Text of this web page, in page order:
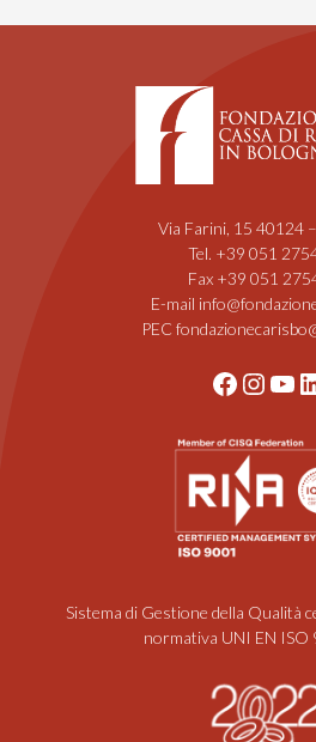
Via Farini, 15 40124
Tel. +39 051
Fax +39 051
E-mail
PEC
Sistema di Gestione della Qualità
normativa UNI EN ISO